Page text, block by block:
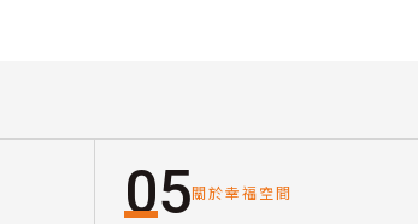
05關於幸福空間